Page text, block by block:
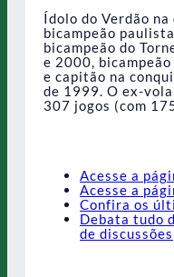
Ídolo do Verdão na
bicampeão
bicampeão do
e 2000,
e capitão na
de 1999. O ex-
307 jogos (com
Acesse a
Acesse a
Confira os
Debata tudo
de discussões